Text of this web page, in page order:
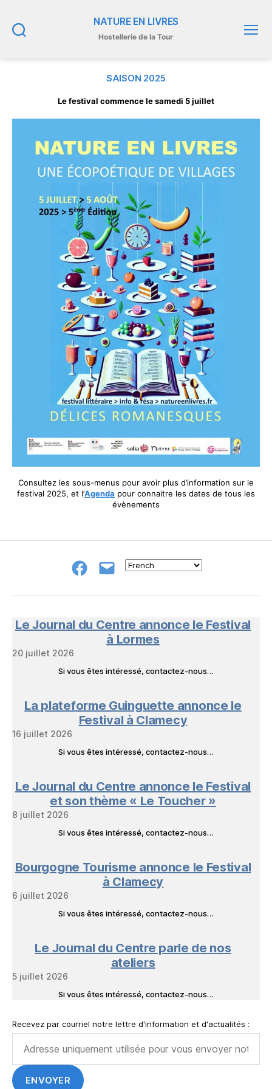
NATURE EN LIVRES
Hostellerie de la Tour
SAISON 2025
Le festival commence le samedi 5 juillet
Consultez les sous-menus pour avoir plus d’information sur le
festival 2025, et l’Agenda pour connaitre les dates de tous les
évènements
Groupe
NeL
E-
à
Livres
Le Journal du Centre annonce le Festival
à Lormes
20 juillet 2026
Si vous êtes intéressé, contactez-nous…
La plateforme Guinguette annonce le
Festival à Clamecy
16 juillet 2026
Si vous êtes intéressé, contactez-nous…
Le Journal du Centre annonce le Festival
et son thème « Le Toucher »
8 juillet 2026
Si vous êtes intéressé, contactez-nous…
Bourgogne Tourisme annonce le Festival
à Clamecy
6 juillet 2026
Si vous êtes intéressé, contactez-nous…
Le Journal du Centre parle de nos
ateliers
5 juillet 2026
Si vous êtes intéressé, contactez-nous…
Recevez par courriel notre lettre d'information et d'actualités :